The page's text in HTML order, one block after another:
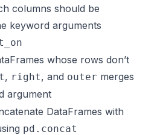
columns should be
keyword arguments
whose rows don’t
, right, and outer merges
argument
DataFrames with
pd.concat